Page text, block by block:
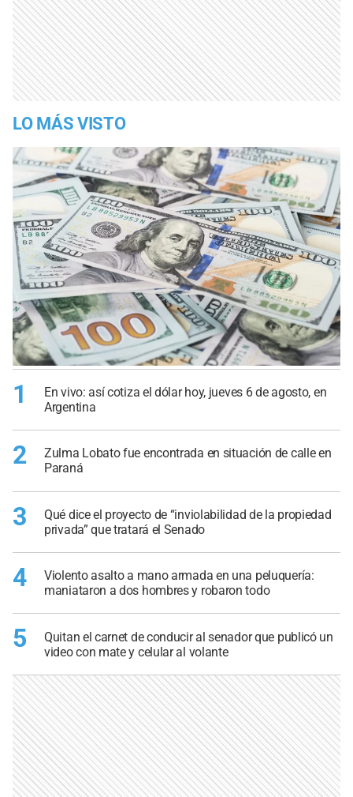
LO MÁS VISTO
1
En vivo: así cotiza el dólar hoy, jueves 6 de agosto, en
Argentina
2
Zulma Lobato fue encontrada en situación de calle en
Paraná
3
Qué dice el proyecto de “inviolabilidad de la propiedad
privada” que tratará el Senado
4
Violento asalto a mano armada en una peluquería:
maniataron a dos hombres y robaron todo
5
Quitan el carnet de conducir al senador que publicó un
video con mate y celular al volante